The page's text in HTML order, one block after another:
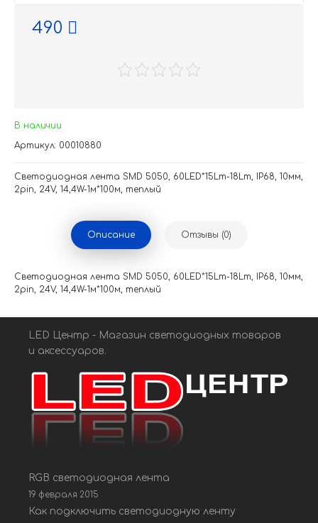
490
В наличии
Артикул: 00010880
Светодиодная лента SMD 5050, 60LED*15Lm-18Lm, IP68, 10мм,
2pin, 24V, 14,4W-1м*100м, теплый
Описание Отзывы (0)
Светодиодная лента SMD 5050, 60LED*15Lm-18Lm, IP68, 10мм,
2pin, 24V, 14,4W-1м*100м, теплый
LED Центр - Магазин светодиодных товаров
и аксессуаров.
RGB светодиодная лента
19 февраля 2015
Как подключить светодиодную ленту